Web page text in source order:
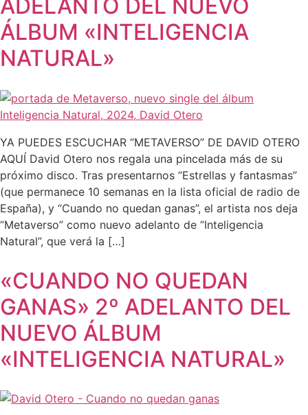
ADELANTO DEL NUEVO
ÁLBUM «INTELIGENCIA
NATURAL»
YA PUEDES ESCUCHAR “METAVERSO” DE DAVID OTERO
AQUÍ David Otero nos regala una pincelada más de su
próximo disco. Tras presentarnos “Estrellas y fantasmas”
(que permanece 10 semanas en la lista oficial de radio de
España), y “Cuando no quedan ganas”, el artista nos deja
“Metaverso” como nuevo adelanto de “Inteligencia
Natural”, que verá la […]
«CUANDO NO QUEDAN
GANAS» 2º ADELANTO DEL
NUEVO ÁLBUM
«INTELIGENCIA NATURAL»